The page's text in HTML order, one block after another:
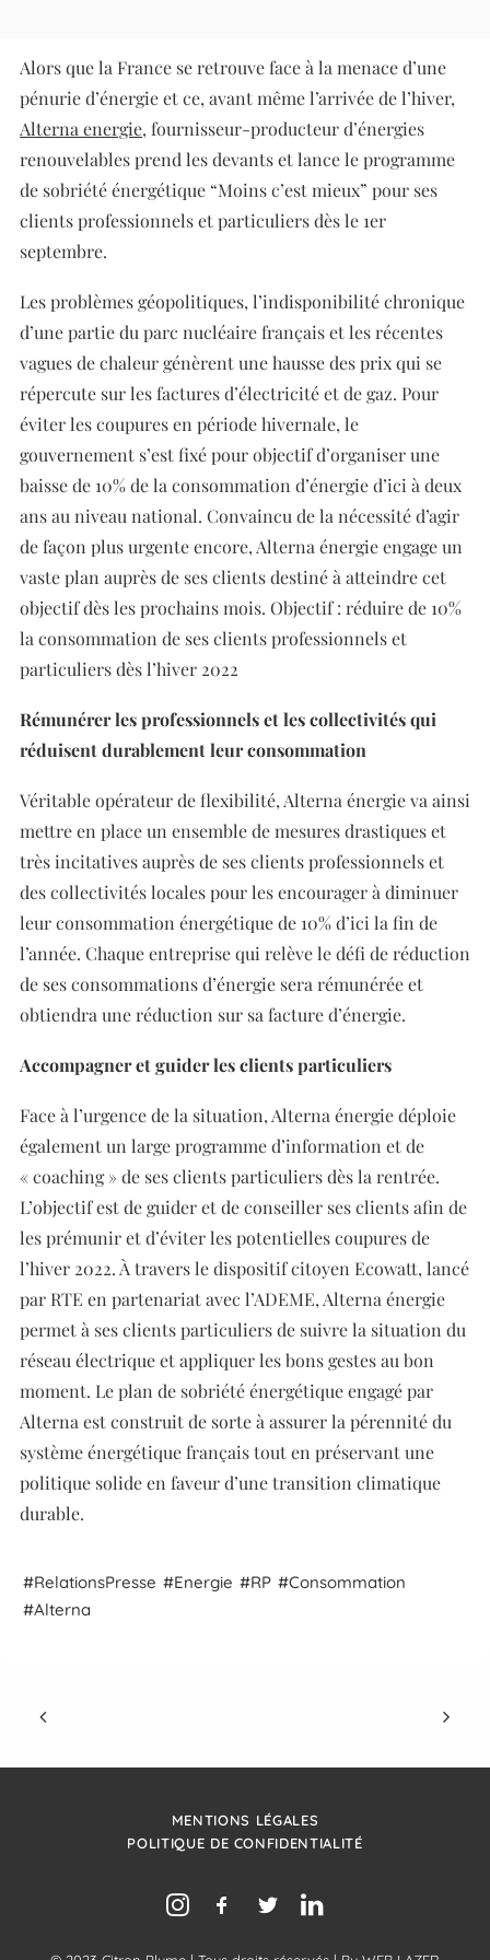
Alors que la France se retrouve face à la menace d’une
pénurie d’énergie et ce, avant même l’arrivée de l’hiver,
Alterna energie, fournisseur-producteur d’énergies
renouvelables prend les devants et lance le programme
de sobriété énergétique “Moins c’est mieux” pour ses
clients professionnels et particuliers dès le 1er
septembre.
Les problèmes géopolitiques, l’indisponibilité chronique
d’une partie du parc nucléaire français et les récentes
vagues de chaleur génèrent une hausse des prix qui se
répercute sur les factures d’électricité et de gaz. Pour
éviter les coupures en période hivernale, le
gouvernement s’est fixé pour objectif d’organiser une
baisse de 10% de la consommation d’énergie d’ici à deux
ans au niveau national. Convaincu de la nécessité d’agir
de façon plus urgente encore, Alterna énergie engage un
vaste plan auprès de ses clients destiné à atteindre cet
objectif dès les prochains mois. Objectif : réduire de 10%
la consommation de ses clients professionnels et
particuliers dès l’hiver 2022
Rémunérer les professionnels et les collectivités qui
réduisent durablement leur consommation
Véritable opérateur de flexibilité, Alterna énergie va ainsi
mettre en place un ensemble de mesures drastiques et
très incitatives auprès de ses clients professionnels et
des collectivités locales pour les encourager à diminuer
leur consommation énergétique de 10% d’ici la fin de
l’année. Chaque entreprise qui relève le défi de réduction
de ses consommations d’énergie sera rémunérée et
obtiendra une réduction sur sa facture d’énergie.
Accompagner et guider les clients particuliers
Face à l’urgence de la situation, Alterna énergie déploie
également un large programme d’information et de
« coaching » de ses clients particuliers dès la rentrée.
L’objectif est de guider et de conseiller ses clients afin de
les prémunir et d’éviter les potentielles coupures de
l’hiver 2022. À travers le dispositif citoyen Ecowatt, lancé
par RTE en partenariat avec l’ADEME, Alterna énergie
permet à ses clients particuliers de suivre la situation du
réseau électrique et appliquer les bons gestes au bon
moment. Le plan de sobriété énergétique engagé par
Alterna est construit de sorte à assurer la pérennité du
système énergétique français tout en préservant une
politique solide en faveur d’une transition climatique
durable.
RelationsPresse Energie RP
Consommation
Alterna
MENTIONS LÉGALES
POLITIQUE DE CONFIDENTIALITÉ